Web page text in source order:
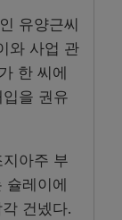
유양근씨
와 사업 관
한 씨에
을 권유
아주 부
레이에
건넸다.